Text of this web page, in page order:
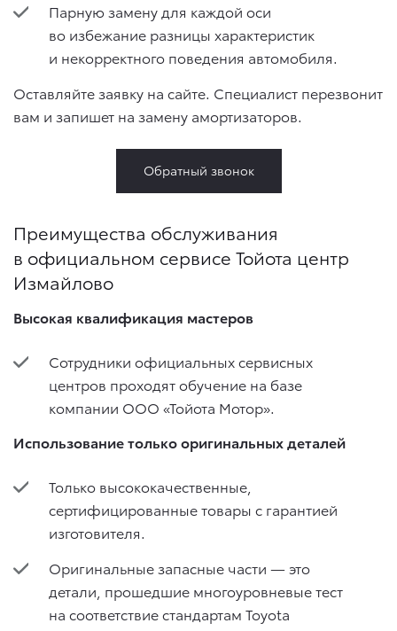
Парную замену для каждой оси
во избежание разницы характеристик
и некорректного поведения автомобиля.
Оставляйте заявку на сайте. Специалист перезвонит
вам и запишет на замену амортизаторов.
Обратный звонок
Преимущества обслуживания
в официальном сервисе Тойота центр
Измайлово
Высокая квалификация мастеров
Сотрудники официальных сервисных
центров проходят обучение на базе
компании ООО «Тойота Мотор».
Использование только оригинальных деталей
Только высококачественные,
сертифицированные товары с гарантией
изготовителя.
Оригинальные запасные части — это
детали, прошедшие многоуровневые тест
на соответствие стандартам Toyota